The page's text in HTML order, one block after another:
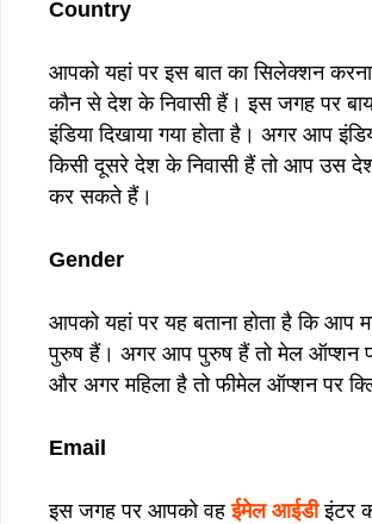
Country
आपको यहां पर इस बात का सिलेक्शन
कौन से देश के निवासी हैं। इस जगह पर
इंडिया दिखाया गया होता है। अगर आप
किसी दूसरे देश के निवासी हैं तो आप उस
कर सकते हैं।
Gender
आपको यहां पर यह बताना होता है कि आप
पुरुष हैं। अगर आप पुरुष हैं तो मेल ऑप्शन
और अगर महिला है तो फीमेल ऑप्शन पर
Email
इस जगह पर आपको वह ईमेल आईडीइंटर